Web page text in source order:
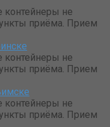
не
приёма. Прием
не
приёма. Прием
не
приёма. Прием